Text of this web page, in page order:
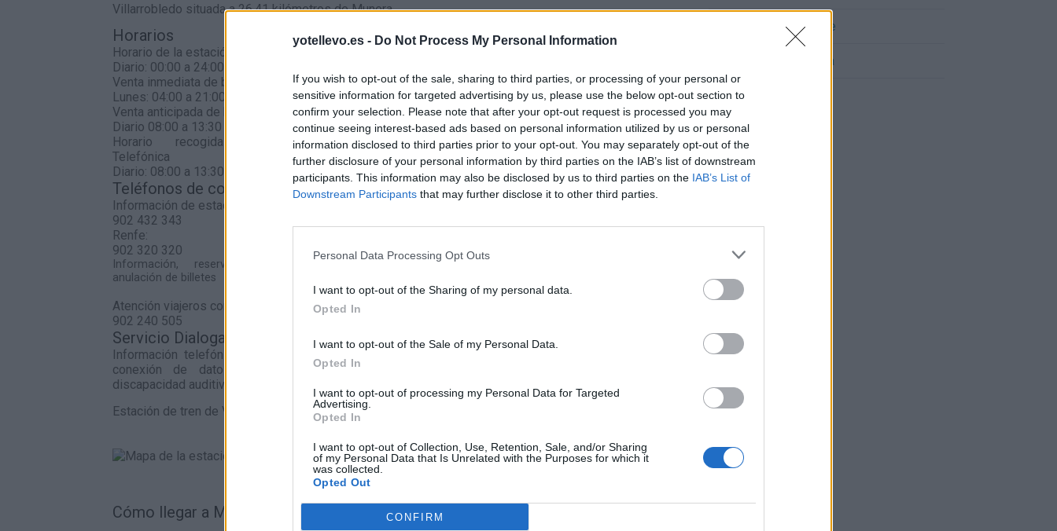
yotellevo.es - Do Not Process My Personal Information
If you wish to opt-out of the sale, sharing to third parties, or processing of your personal or
sensitive information for targeted advertising by us, please use the below opt-out section to
confirm your selection. Please note that after your opt-out request is processed you may
continue seeing interest-based ads based on personal information utilized by us or personal
information disclosed to third parties prior to your opt-out. You may separately opt-out of the
further disclosure of your personal information by third parties on the IAB’s list of downstream
participants. This information may also be disclosed by us to third parties on the IAB’s List of
Downstream Participants that may further disclose it to other third parties.
Personal Data Processing Opt Outs
I want to opt-out of the Sharing of my personal data.
Opted In
I want to opt-out of the Sale of my Personal Data.
Opted In
I want to opt-out of processing my Personal Data for Targeted
Advertising.
Opted In
I want to opt-out of Collection, Use, Retention, Sale, and/or Sharing
of my Personal Data that Is Unrelated with the Purposes for which it
was collected.
Opted Out
CONFIRM
Villarrobledo situada a 26,41 kilómetros de Munera.
Horarios
Horario de la estación
Diario: 00:00 a 24:00
Venta inmediata de billetes
Lunes: 04:00 a 21:00 Martes-Domingo: 06:00-21:00
Venta anticipada de billetes
Diario 08:00 a 13:30 y 15:00 a 21:00
Horario recogida Venta
Telefónica
Diario: 08:00 a 13:30 y 15:00 a 20:00
Teléfonos de contacto
Información de estaciones
902 432 343
Renfe:
902 320 320
Información, reserva, venta, cambio y
anulación de billetes
Atención viajeros con discapacidad
902 240 505
Servicio Dialoga:
Información telefónica de Adif a través de móvil con
conexión de datos para personas sordas y con
discapacidad auditiva.
Estación de tren de Villarrobledo en el mapa
Cómo llegar a Munera por carretera:
Cómo llegar a Balazote
Cómo llegar a Roda, La